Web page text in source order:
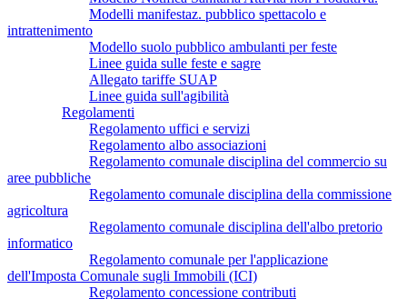
Modelli manifestaz. pubblico spettacolo e
intrattenimento
Modello suolo pubblico ambulanti per feste
Linee guida sulle feste e sagre
Allegato tariffe SUAP
Linee guida sull'agibilità
Regolamenti
Regolamento uffici e servizi
Regolamento albo associazioni
Regolamento comunale disciplina del commercio su
aree pubbliche
Regolamento comunale disciplina della commissione
agricoltura
Regolamento comunale disciplina dell'albo pretorio
informatico
Regolamento comunale per l'applicazione
dell'Imposta Comunale sugli Immobili (ICI)
Regolamento concessione contributi